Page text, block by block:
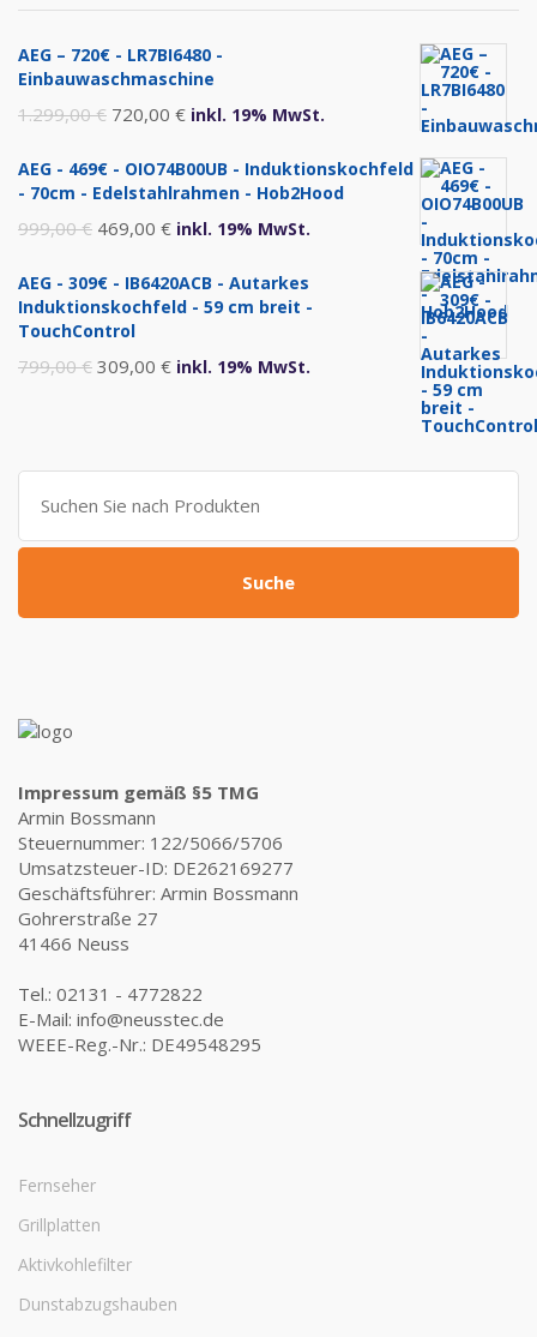
AEG – 720€ - LR7BI6480 -
Einbauwaschmaschine
1.299,00€ Ursprünglicher
war:
720,00 €Aktueller
ist:
inkl. 19% MwSt.
AEG - 469€ - OIO74B00UB - Induktionskochfeld
- 70cm - Edelstahlrahmen - Hob2Hood
999,00€ Ursprünglicher
war:
999,00 €
469,00 €Aktueller
ist:
inkl. 19% MwSt.
AEG - 309€ - IB6420ACB - Autarkes
Induktionskochfeld - 59 cm breit -
TouchControl
799,00€ Ursprünglicher
799,00 €
309,00 €Aktueller
309,00 €.
inkl. 19% MwSt.
Suche
nach:
Suche
Impressum gemäß §5 TMG
Armin Bossmann
Steuernummer: 122/5066/5706
Umsatzsteuer-ID: DE262169277
Geschäftsführer: Armin Bossmann
Gohrerstraße 27
41466 Neuss
Tel.: 02131 - 4772822
E-Mail: info@neusstec.de
WEEE-Reg.-Nr.: DE49548295
Schnellzugriff
Fernseher
Grillplatten
Aktivkohlefilter
Dunstabzugshauben